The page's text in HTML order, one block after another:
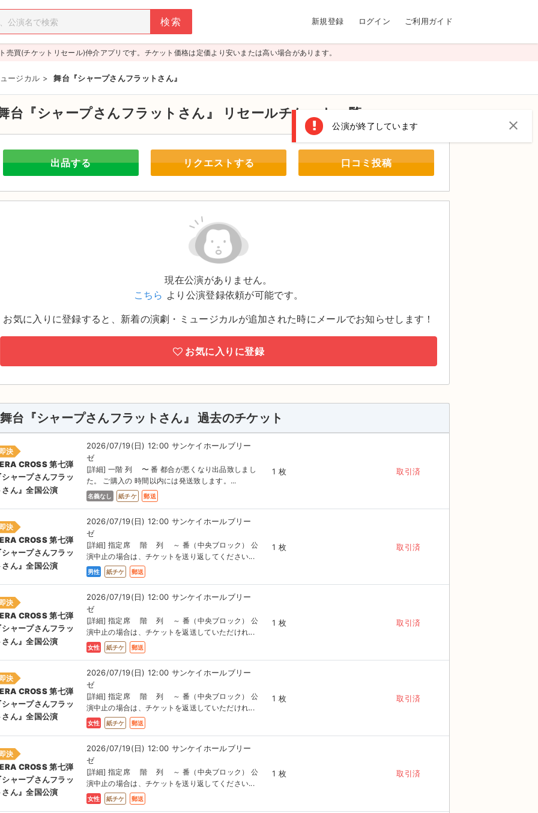
新規登録 ログイン ご利用ガイド
売買(チケットリセール)仲介アプリです。チケット価格は定価より安いまたは高い場合があります。
ージカル > 舞台『シャープさんフラットさん』
公演が終了しています close
台『シャープさんフラットさん』 リセールチケット一覧
出品する リクエストする 口コミ投稿
現在公演がありません。
こちら より公演登録依頼が可能です。
お気に入りに登録すると、新着の演劇・ミュージカルが追加された時にメールでお知らせします！
お気に入りに登録
舞台『シャープさんフラットさん』 過去のチケット
決
CROSS 第七弾
シャープさんフラッ
さん』全国公演
2026/07/19(日) 12:00 サンケイホールブリー
ゼ
[詳細] 一階 列 〜 番 都合が悪くなり出品致しまし
た。 ご購入の 時間以内には発送致します。...
名義なし 紙チケ 郵送
1 枚 取引済
決
CROSS 第七弾
シャープさんフラッ
さん』全国公演
2026/07/19(日) 12:00 サンケイホールブリー
ゼ
[詳細] 指定席 階 列 ～ 番（中央ブロック） 公
演中止の場合は、チケットを送り返してください...
男性 紙チケ 郵送
1 枚 取引済
決
CROSS 第七弾
シャープさんフラッ
さん』全国公演
2026/07/19(日) 12:00 サンケイホールブリー
ゼ
[詳細] 指定席 階 列 ～ 番（中央ブロック） 公
演中止の場合は、チケットを返送していただけれ...
女性 紙チケ 郵送
1 枚 取引済
決
CROSS 第七弾
シャープさんフラッ
さん』全国公演
2026/07/19(日) 12:00 サンケイホールブリー
ゼ
[詳細] 指定席 階 列 ～ 番（中央ブロック） 公
演中止の場合は、チケットを返送していただけれ...
女性 紙チケ 郵送
1 枚 取引済
決
CROSS 第七弾
シャープさんフラッ
さん』全国公演
2026/07/19(日) 12:00 サンケイホールブリー
ゼ
[詳細] 指定席 階 列 ～ 番（中央ブロック） 公
演中止の場合は、チケットを送り返してください...
女性 紙チケ 郵送
1 枚 取引済